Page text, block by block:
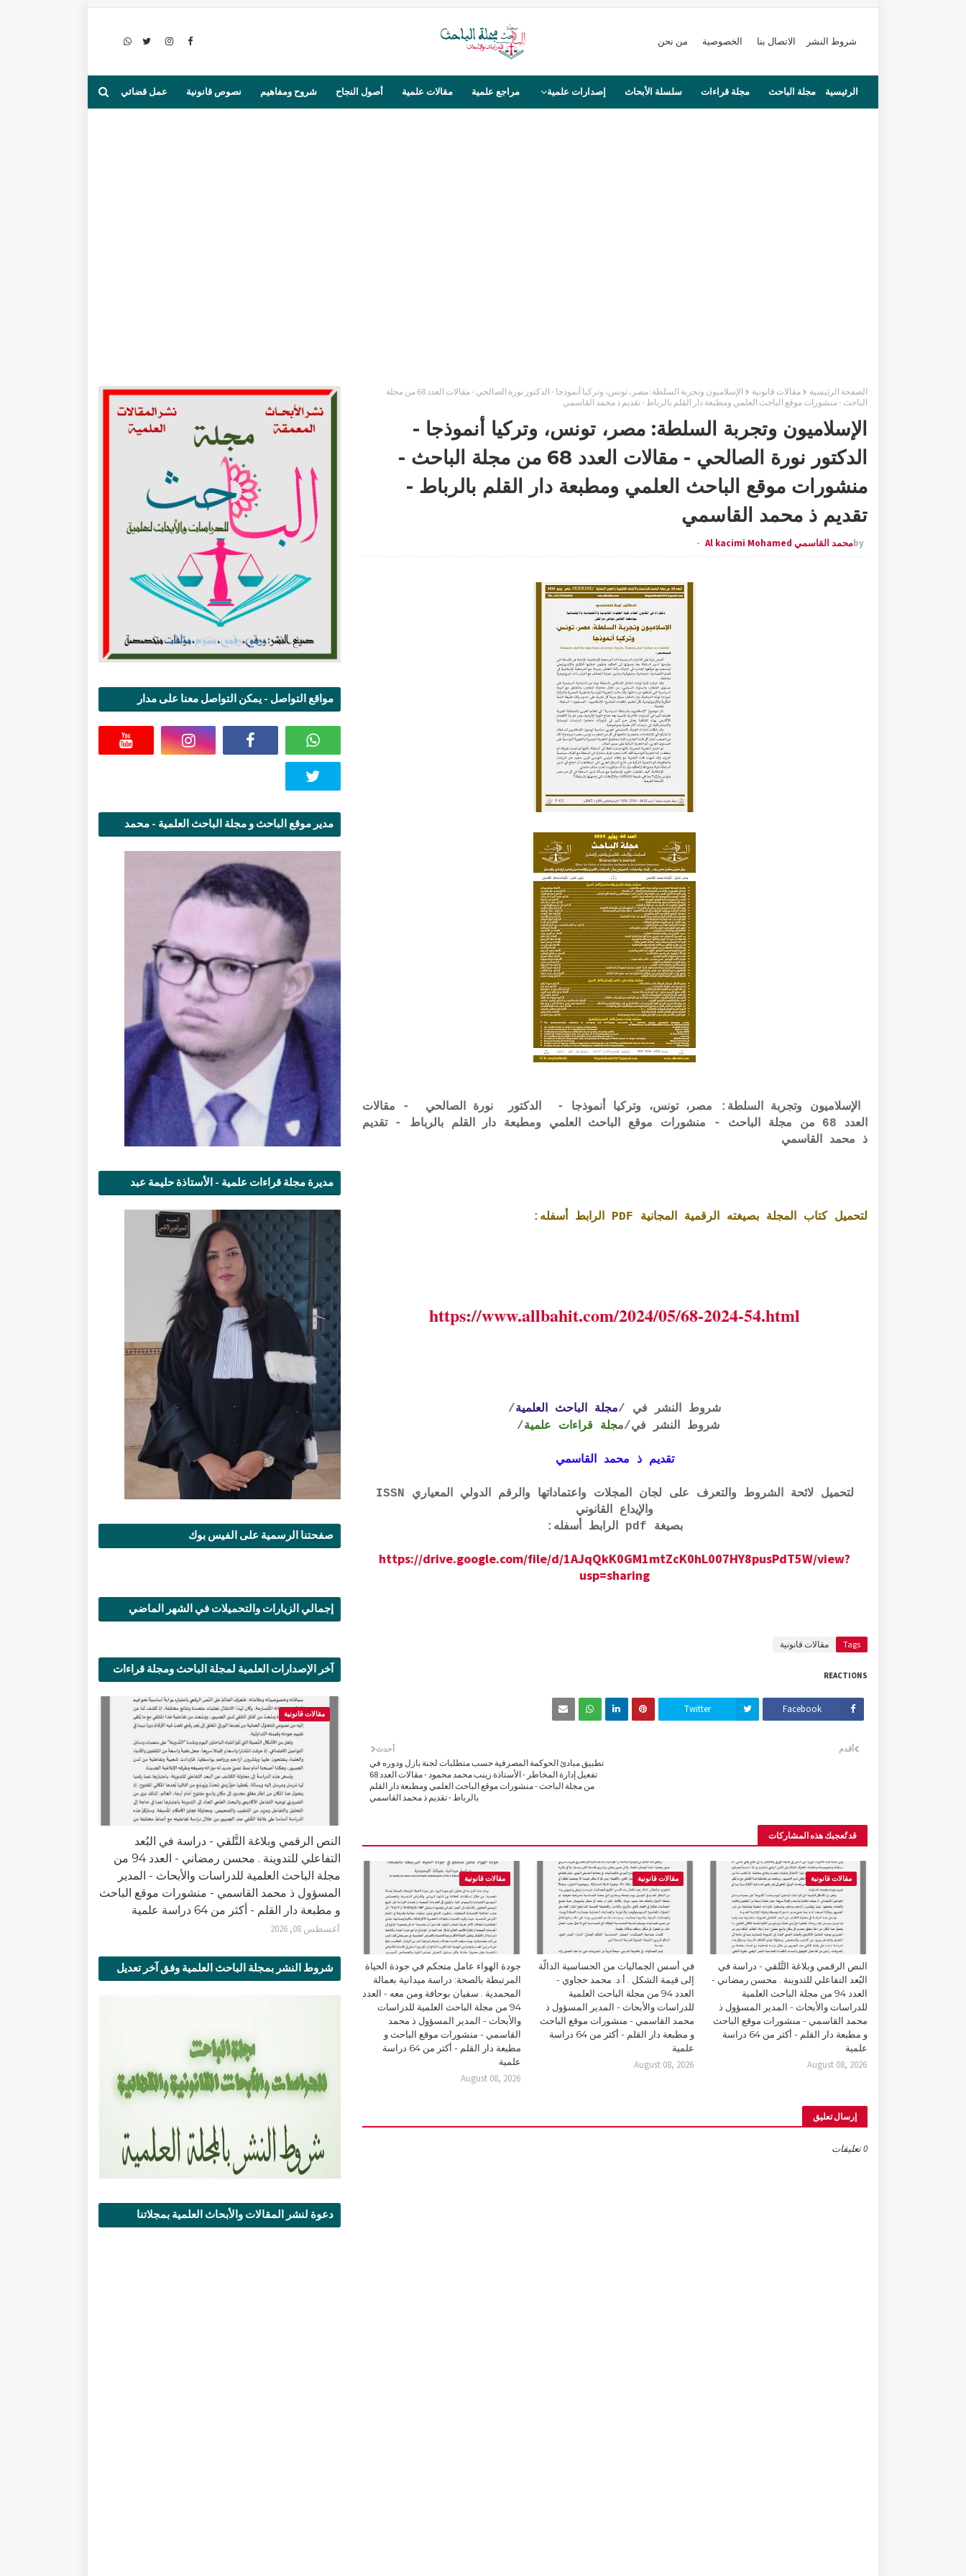
شروط النشر الاتصال بنا الخصوصية من نحن
الرئيسية مجلة الباحث مجلة قراءات سلسلة الأبحاث إصدارات علمية مراجع علمية مقالات علمية أصول النجاح شروح ومفاهيم نصوص قانونية عمل قضائي
الصفحة الرئيسية مقالات قانونية
الإسلاميون وتجربة السلطة: مصر، تونس، وتركيا أنموذجا - الدكتور نورة الصالحي - مقالات العدد 68 من مجلة
الباحث - منشورات موقع الباحث العلمي ومطبعة دار القلم بالرباط - تقديم ذ محمد القاسمي
الإسلاميون وتجربة السلطة: مصر، تونس، وتركيا أنموذجا -
الدكتور نورة الصالحي - مقالات العدد 68 من مجلة الباحث -
منشورات موقع الباحث العلمي ومطبعة دار القلم بالرباط -
تقديم ذ محمد القاسمي
byمحمد القاسمي Al kacimi Mohamed
الإسلاميون وتجربة السلطة: مصر، تونس، وتركيا أنموذجا - الدكتور نورة الصالحي - مقالات
العدد 68 من مجلة الباحث - منشورات موقع الباحث العلمي ومطبعة دار القلم بالرباط - تقديم
ذ محمد القاسمي
لتحميل كتاب المجلة بصيغته الرقمية المجانية PDF الرابط أسفله:
https://www.allbahit.com/2024/05/68-2024-54.html
شروط النشر في /مجلة الباحث العلمية/
شروط النشر في/مجلة قراءات علمية/
تقديم ذ محمد القاسمي
لتحميل لائحة الشروط والتعرف على لجان المجلات واعتماداتها والرقم الدولي المعياري ISSN
والإيداع القانوني
بصيغة pdf الرابط أسفله:
https://drive.google.com/file/d/1AJqQkK0GM1mtZcK0hL007HY8pusPdT5W/view?
usp=sharing
Tags مقالات قانونية
REACTIONS
Facebook
Twitter
أحدث
تطبيق مبادئ الحوكمة المصرفية حسب متطلبات لجنة بازل ودوره في
تفعيل إدارة المخاطر - الأستاذة زينب محمد محمود - مقالات العدد 68
من مجلة الباحث - منشورات موقع الباحث العلمي ومطبعة دار القلم
بالرباط - تقديم ذ محمد القاسمي
أقدم
قد تُعجبك هذه المشاركات
مقالات قانونية
النص الرقمي وبلاغة التَّلقي - دراسة في
البُعد التفاعلي للتدوينة . محسن رمضاني -
العدد 94 من مجلة الباحث العلمية
للدراسات والأبحاث - المدير المسؤول ذ
محمد القاسمي - منشورات موقع الباحث
و مطبعة دار القلم - أكثر من 64 دراسة
علمية
August 08, 2026
مقالات قانونية
في أسس الجماليات من الحساسية الدالّة
إلى قيمة الشكل . أ.د. محمد حجاوي -
العدد 94 من مجلة الباحث العلمية
للدراسات والأبحاث - المدير المسؤول ذ
محمد القاسمي - منشورات موقع الباحث
و مطبعة دار القلم - أكثر من 64 دراسة
علمية
August 08, 2026
مقالات قانونية
جودة الهواء عامل متحكم في جودة الحياة
المرتبطة بالصحة: دراسة ميدانية بعمالة
المحمدية . سفيان بوحافة ومن معه - العدد
94 من مجلة الباحث العلمية للدراسات
والأبحاث - المدير المسؤول ذ محمد
القاسمي - منشورات موقع الباحث و
مطبعة دار القلم - أكثر من 64 دراسة
علمية
August 08, 2026
إرسال تعليق
0 تعليقات
مواقع التواصل - يمكن التواصل معنا على مدار
مدير موقع الباحث و مجلة الباحث العلمية - محمد
مديرة مجلة قراءات علمية - الأستاذة حليمة عبد
صفحتنا الرسمية على الفيس بوك
إجمالي الزيارات والتحميلات في الشهر الماضي
آخر الإصدارات العلمية لمجلة الباحث ومجلة قراءات
مقالات قانونية
النص الرقمي وبلاغة التَّلقي - دراسة في البُعد
التفاعلي للتدوينة . محسن رمضاني - العدد 94 من
مجلة الباحث العلمية للدراسات والأبحاث - المدير
المسؤول ذ محمد القاسمي - منشورات موقع الباحث
و مطبعة دار القلم - أكثر من 64 دراسة علمية
أغسطس 08, 2026
شروط النشر بمجلة الباحث العلمية وفق آخر تعديل
دعوة لنشر المقالات والأبحاث العلمية بمجلاتنا